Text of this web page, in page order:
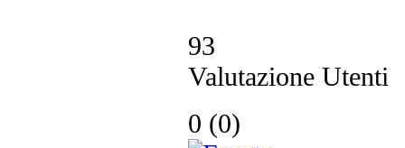
93
Valutazione Utenti
0 (0)